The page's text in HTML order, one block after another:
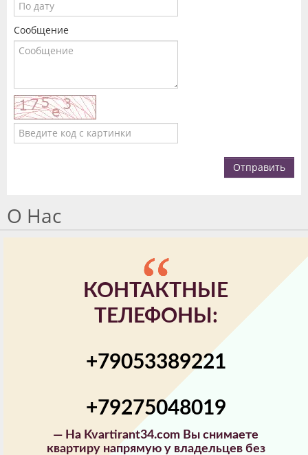
Сообщение
Отправить
О Нас
КОНТАКТНЫЕ
ТЕЛЕФОНЫ:
+79053389221
+79275048019
— На Kvartirant34.com Вы снимаете
квартиру напрямую у владельцев без